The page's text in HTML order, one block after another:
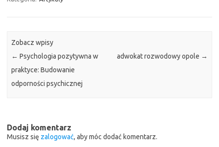
Zobacz wpisy
← Psychologia pozytywna w
praktyce: Budowanie
odporności psychicznej
adwokat rozwodowy opole →
Dodaj komentarz
Musisz się zalogować, aby móc dodać komentarz.